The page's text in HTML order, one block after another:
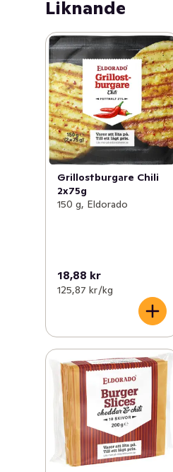
Liknande
Grillostburgare Chili
2x75g
150 g, Eldorado
18,88 kr
125,87 kr /kg